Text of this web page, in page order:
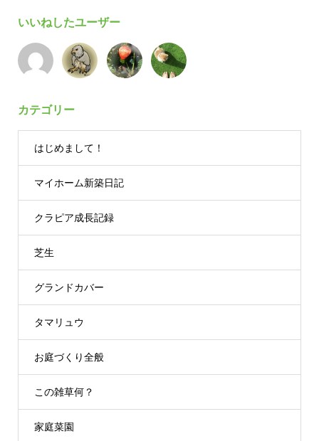
いいねしたユーザー
カテゴリー
はじめまして！
マイホーム新築日記
クラピア成長記録
芝生
グランドカバー
タマリュウ
お庭づくり全般
この雑草何？
家庭菜園